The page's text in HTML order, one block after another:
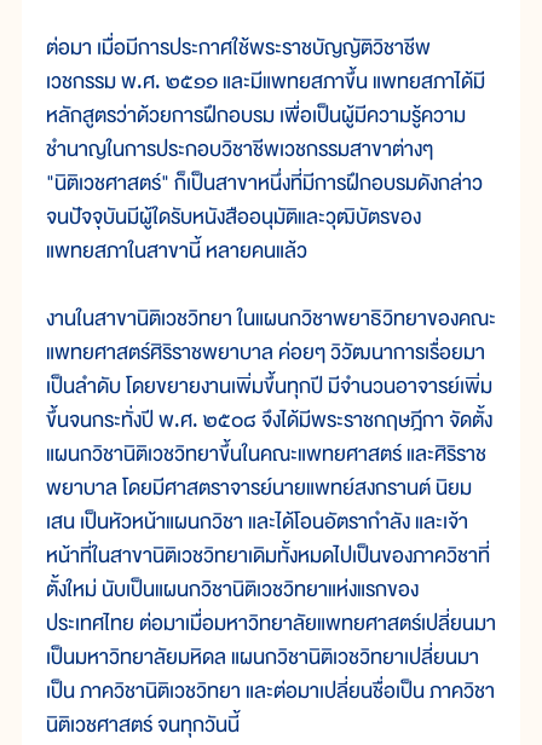
ต่อมา เมื่อมีการประกาศใช้พระราชบัญญัติวิชาชีพ
เวชกรรม พ.ศ. ๒๕๑๑ และมีแพทยสภาขึ้น แพทยสภาได้มี
หลักสูตรว่าด้วยการฝึกอบรม เพื่อเป็นผู้มีความรู้ความ
ชำนาญในการประกอบวิชาชีพเวชกรรมสาขาต่างๆ
"นิติเวชศาสตร์" ก็เป็นสาขาหนึ่งที่มีการฝึกอบรมดังกล่าว
จนปัจจุบันมีผู้ใดรับหนังสืออนุมัติและวุฒิบัตรของ
แพทยสภาในสาขานี้ หลายคนแล้ว
งานในสาขานิติเวชวิทยา ในแผนกวิชาพยาธิวิทยาของคณะ
แพทยศาสตร์ศิริราชพยาบาล ค่อยๆ วิวัฒนาการเรื่อยมา
เป็นลำดับ โดยขยายงานเพิ่มขึ้นทุกปี มีจำนวนอาจารย์เพิ่ม
ขึ้นจนกระทั่งปี พ.ศ. ๒๕๐๘ จึงได้มีพระราชกฤษฎีกา จัดตั้ง
แผนกวิชานิติเวชวิทยาขึ้นในคณะแพทยศาสตร์ และศิริราช
พยาบาล โดยมีศาสตราจารย์นายแพทย์สงกรานต์ นิยม
เสน เป็นหัวหน้าแผนกวิชา และได้โอนอัตรากำลัง และเจ้า
หน้าที่ในสาขานิติเวชวิทยาเดิมทั้งหมดไปเป็นของภาควิชาที่
ตั้งใหม่ นับเป็นแผนกวิชานิติเวชวิทยาแห่งแรกของ
ประเทศไทย ต่อมาเมื่อมหาวิทยาลัยแพทยศาสตร์เปลี่ยนมา
เป็นมหาวิทยาลัยมหิดล แผนกวิชานิติเวชวิทยาเปลี่ยนมา
เป็น ภาควิชานิติเวชวิทยา และต่อมาเปลี่ยนชื่อเป็น ภาควิชา
นิติเวชศาสตร์ จนทุกวันนี้